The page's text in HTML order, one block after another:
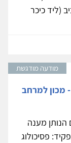
(ליד כיכר
מודעה מודגשת
מכון למרחב
הנותן מענה
פסיכולוג